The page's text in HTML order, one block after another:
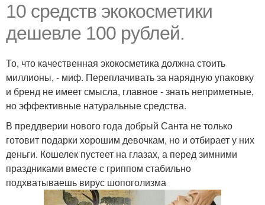
10 средств экокосметики
дешевле 100 рублей.
То, что качественная экокосметика должна стоить
миллионы, - миф. Переплачивать за нарядную упаковку
и бренд не имеет смысла, главное - знать неприметные,
но эффективные натуральные средства.
В преддверии нового года добрый Санта не только
готовит подарки хорошим девочкам, но и отбирает у них
деньги. Кошелек пустеет на глазах, а перед зимними
праздниками вместе с гриппом стабильно
подхватываешь вирус шопоголизма